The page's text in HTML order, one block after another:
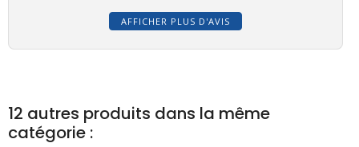
AFFICHER PLUS D'AVIS
12 autres produits dans la même
catégorie :